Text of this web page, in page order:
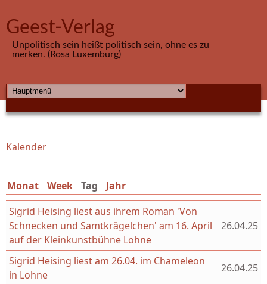
Geest-Verlag
Unpolitisch sein heißt politisch sein, ohne es zu
merken. (Rosa Luxemburg)
HAUPTMENÜ
Sie sind hier
Kalender
Monat Week Tag (aktiver Reiter)
Jahr
Sigrid Heising liest aus ihrem Roman 'Von
Schnecken und Samtkrägelchen' am 16. April
auf der Kleinkunstbühne Lohne
26.04.25
Sigrid Heising liest am 26.04. im Chameleon
in Lohne
26.04.25